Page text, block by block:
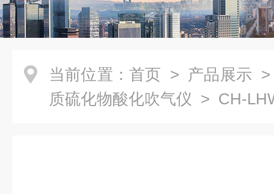
当前位置： 首页 > 产品展示
质硫化物酸化吹气仪 > CH-